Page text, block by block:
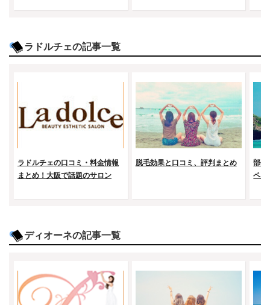
ラドルチェの記事一覧
ラドルチェの口コミ・料金情報
まとめ！大阪で話題のサロン
脱毛効果と口コミ、評判まとめ
部位
ペー
ディオーネの記事一覧